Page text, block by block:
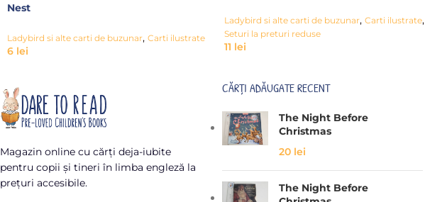
Nest
Ladybird si alte carti de buzunar, Carti ilustrate
6 lei
Ladybird si alte carti de buzunar, Carti ilustrate,
Seturi la preturi reduse
11 lei
Magazin online cu cărți deja-iubite
pentru copii și tineri în limba engleză la
prețuri accesibile.
CĂRȚI ADĂUGATE RECENT
The Night Before
Christmas
20 lei
The Night Before